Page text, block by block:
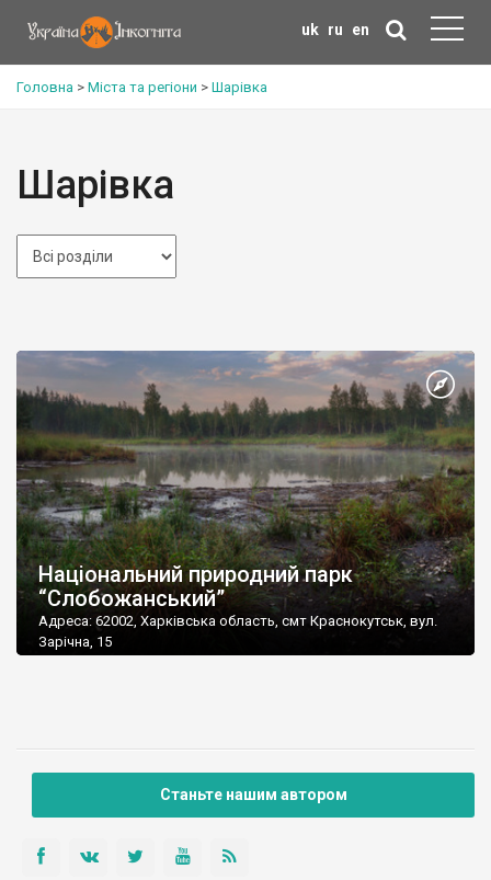
uk ru en
Головна > Міста та регіони > Шарівка
Шарівка
Національний природний парк
“Слобожанський”
Адреса: 62002, Харківська область, смт Краснокутськ, вул.
Зарічна, 15
Станьте нашим автором